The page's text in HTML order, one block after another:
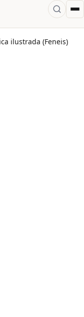
ilustrada (Feneis)